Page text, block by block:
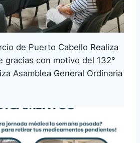
de Puerto Cabello Realiza
gracias con motivo del 132°
Asamblea General Ordinaria